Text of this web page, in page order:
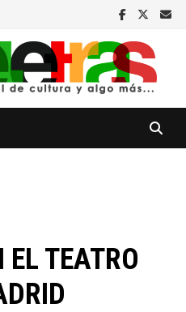
EL TEATRO